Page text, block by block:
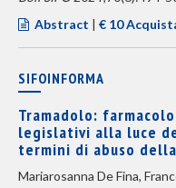
Abstract | € 10
SIFOINFORMA
Tramadolo:
legislativi alla luce
termini di abuso
Mariarosanna De Fina,